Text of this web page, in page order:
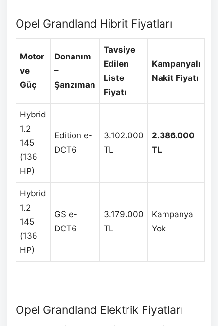
Opel Grandland Hibrit Fiyatları
Motor
ve
Güç
Donanım
–
Şanzıman
Tavsiye
Edilen
Liste
Fiyatı
Kampanyalı
Nakit Fiyatı
Hybrid
1.2
145
(136
HP)
Edition e-
DCT6
3.102.000
TL
2.386.000
TL
Hybrid
1.2
145
(136
HP)
GS e-
DCT6
3.179.000
TL
Kampanya
Yok
Opel Grandland Elektrik Fiyatları